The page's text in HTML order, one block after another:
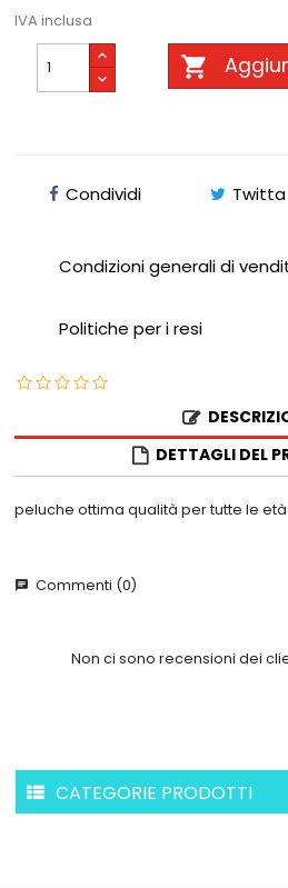
IVA inclusa

Condividi Twitta
Condizioni generali di
Politiche per i resi
DETTAGLI DEL
peluche ottima qualità per tutte le età
chat Commenti (0)
Non ci sono recensioni dei
CATEGORIE PRODOTTI